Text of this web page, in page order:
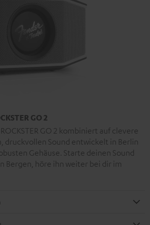
GO 2
GO 2 kombiniert auf clevere
druckvollen Sound entwickelt in Berlin
Gehäuse. Starte deinen Sound
Bergen, höre ihn weiter bei dir im